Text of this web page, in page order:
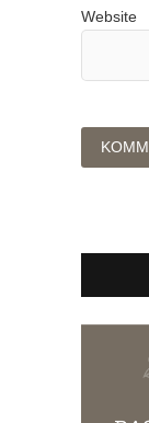
Website